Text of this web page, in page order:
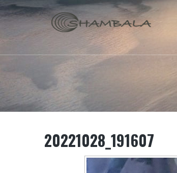
20221028_191607